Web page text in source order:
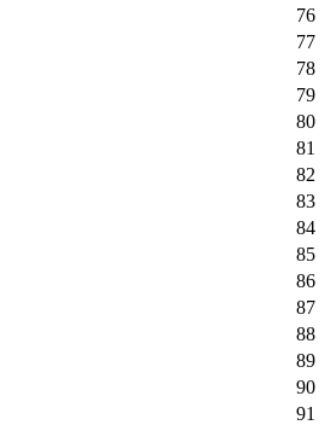
76
77
78
79
80
81
82
83
84
85
86
87
88
89
90
91